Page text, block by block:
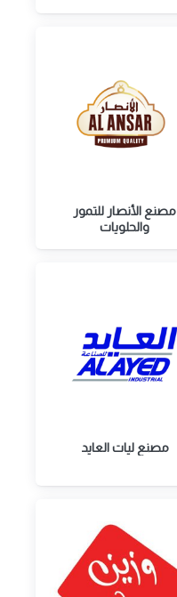
مصنع الأنصار للتمور
والحلويات
مصنع ليات العايد